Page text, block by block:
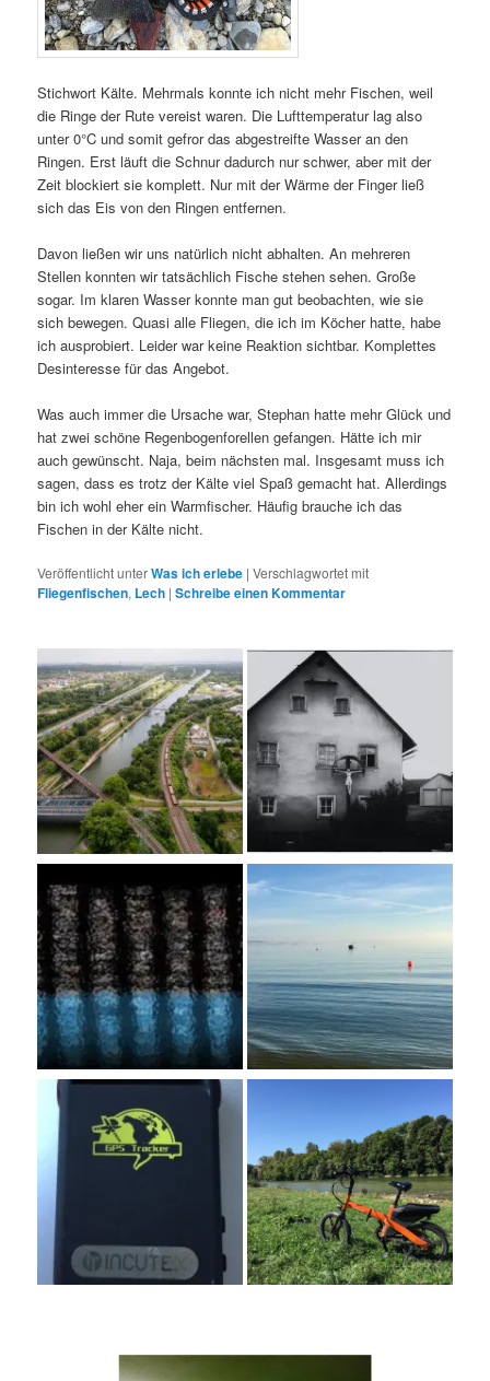
Stichwort Kälte. Mehrmals konnte ich nicht mehr Fischen, weil
die Ringe der Rute vereist waren. Die Lufttemperatur lag also
unter 0°C und somit gefror das abgestreifte Wasser an den
Ringen. Erst läuft die Schnur dadurch nur schwer, aber mit der
Zeit blockiert sie komplett. Nur mit der Wärme der Finger ließ
sich das Eis von den Ringen entfernen.
Davon ließen wir uns natürlich nicht abhalten. An mehreren
Stellen konnten wir tatsächlich Fische stehen sehen. Große
sogar. Im klaren Wasser konnte man gut beobachten, wie sie
sich bewegen. Quasi alle Fliegen, die ich im Köcher hatte, habe
ich ausprobiert. Leider war keine Reaktion sichtbar. Komplettes
Desinteresse für das Angebot.
Was auch immer die Ursache war, Stephan hatte mehr Glück und
hat zwei schöne Regenbogenforellen gefangen. Hätte ich mir
auch gewünscht. Naja, beim nächsten mal. Insgesamt muss ich
sagen, dass es trotz der Kälte viel Spaß gemacht hat. Allerdings
bin ich wohl eher ein Warmfischer. Häufig brauche ich das
Fischen in der Kälte nicht.
Veröffentlicht unterWas ich erlebe |Verschlagwortet mit
Fliegenfischen, Lech |Schreibe einen Kommentar